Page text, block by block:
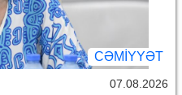
CƏMİYYƏT
07.08.2026